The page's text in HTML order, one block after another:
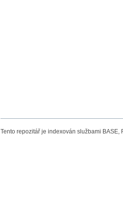
Tento repozitář je indexován službami BASE,